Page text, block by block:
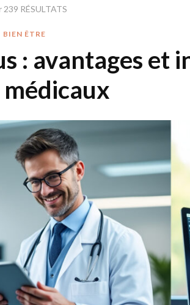
RÉSULTATS
BIEN ÊTRE
: avantages et
médicaux